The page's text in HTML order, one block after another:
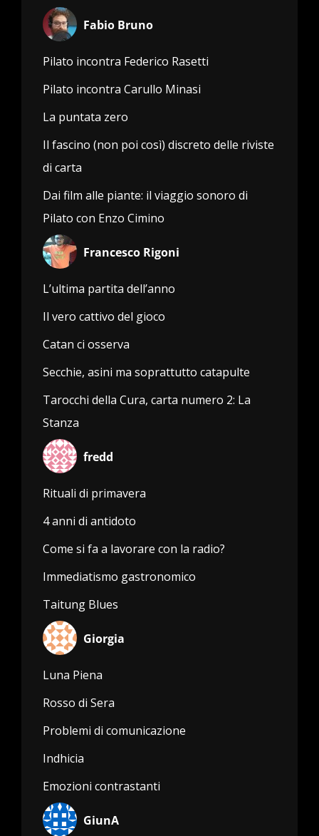
Fabio Bruno
Pilato incontra Federico Rasetti
Pilato incontra Carullo Minasi
La puntata zero
Il fascino (non poi così) discreto delle riviste
di carta
Dai film alle piante: il viaggio sonoro di
Pilato con Enzo Cimino
Francesco Rigoni
L’ultima partita dell’anno
Il vero cattivo del gioco
Catan ci osserva
Secchie, asini ma soprattutto catapulte
Tarocchi della Cura, carta numero 2: La
Stanza
fredd
Rituali di primavera
4 anni di antidoto
Come si fa a lavorare con la radio?
Immediatismo gastronomico
Taitung Blues
Giorgia
Luna Piena
Rosso di Sera
Problemi di comunicazione
Indhicia
Emozioni contrastanti
GiunA